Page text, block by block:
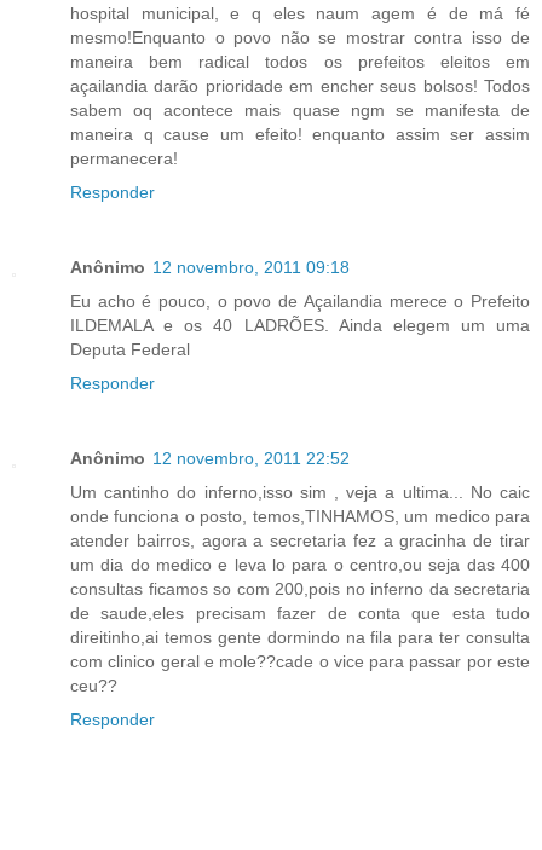
hospital municipal, e q eles naum agem é de má fé
mesmo!Enquanto o povo não se mostrar contra isso de
maneira bem radical todos os prefeitos eleitos em
açailandia darão prioridade em encher seus bolsos! Todos
sabem oq acontece mais quase ngm se manifesta de
maneira q cause um efeito! enquanto assim ser assim
permanecera!
Responder
Anônimo 12 novembro, 2011 09:18
Eu acho é pouco, o povo de Açailandia merece o Prefeito
ILDEMALA e os 40 LADRÕES. Ainda elegem um uma
Deputa Federal
Responder
Anônimo 12 novembro, 2011 22:52
Um cantinho do inferno,isso sim , veja a ultima... No caic
onde funciona o posto, temos,TINHAMOS, um medico para
atender bairros, agora a secretaria fez a gracinha de tirar
um dia do medico e leva lo para o centro,ou seja das 400
consultas ficamos so com 200,pois no inferno da secretaria
de saude,eles precisam fazer de conta que esta tudo
direitinho,ai temos gente dormindo na fila para ter consulta
com clinico geral e mole??cade o vice para passar por este
ceu??
Responder